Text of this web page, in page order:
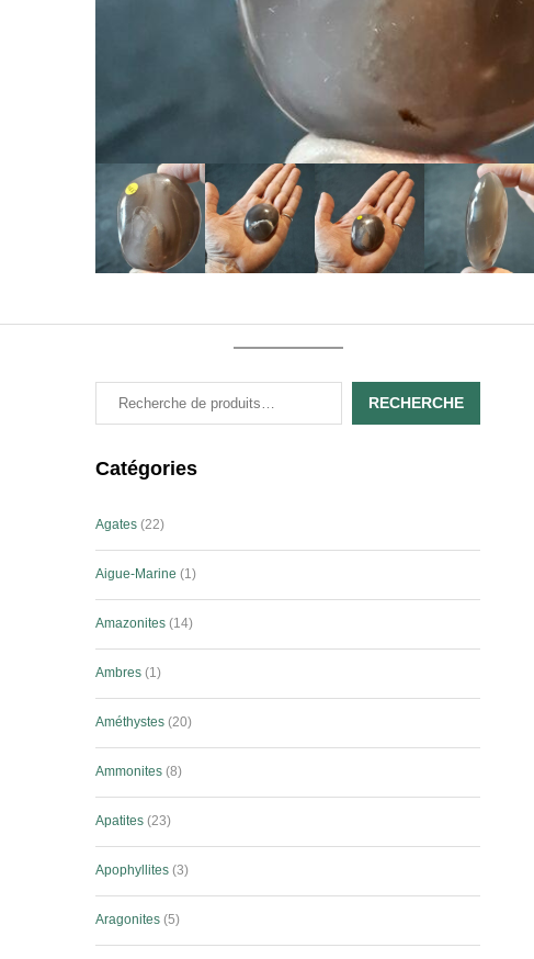
RECHERCHE
Catégories
Agates 22
Aigue-Marine 1
Amazonites 14
Ambres 1
Améthystes 20
Ammonites 8
Apatites 23
Apophyllites 3
Aragonites 5